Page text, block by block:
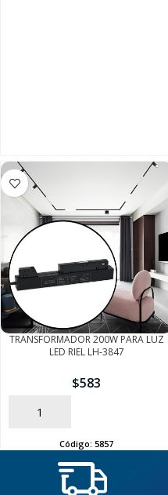
TRANSFORMADOR 200W PARA LUZ
LED RIEL LH-3847
$583
AÑADIR
Código: 5857